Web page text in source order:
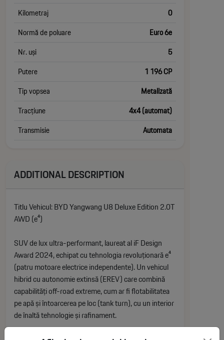
Kilometraj
0
Normă de poluare
Euro 6e
Nr. uși
5
Putere
1 196 CP
Tip vopsea
Metalizată
Tracțiune
4x4 (automat)
Transmisie
Automata
ADDITIONAL DESCRIPTION
Titlu Vehicul: BYD Yangwang U8 Deluxe Edition 2.0T
AWD (e⁴)
SUV de lux ultra-performant, laureat al iF Design
Award 2024, echipat cu tehnologia revoluționară e⁴
(patru motoare electrice independente). Un vehicul
hibrid cu autonomie extinsă (EREV) care combină
capabilități off-road extreme, cum ar fi flotabilitatea
pe apă și întoarcerea pe loc (tank turn), cu un interior
de înaltă tehnologie și rafinament.